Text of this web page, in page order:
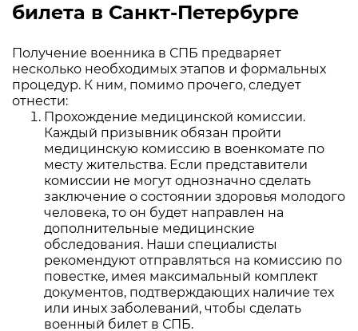
билета в Санкт-Петербурге
Получение военника в СПБ предваряет
несколько необходимых этапов и формальных
процедур. К ним, помимо прочего, следует
отнести:
Прохождение медицинской комиссии.
Каждый призывник обязан пройти
медицинскую комиссию в военкомате по
месту жительства. Если представители
комиссии не могут однозначно сделать
заключение о состоянии здоровья молодого
человека, то он будет направлен на
дополнительные медицинские
обследования. Наши специалисты
рекомендуют отправляться на комиссию по
повестке, имея максимальный комплект
документов, подтверждающих наличие тех
или иных заболеваний, чтобы сделать
военный билет в СПБ.